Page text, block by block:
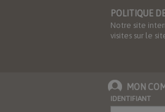
POLITIQUE
Notre site
visites sur le
MON
IDENTIFIANT